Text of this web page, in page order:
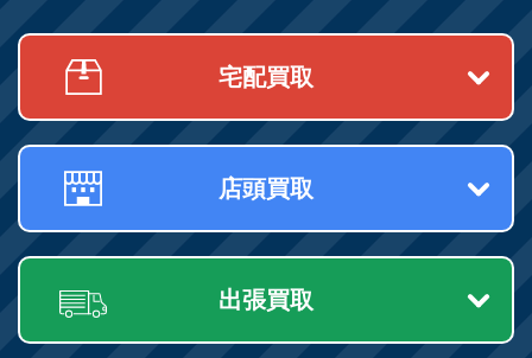
宅配買取
店頭買取
出張買取